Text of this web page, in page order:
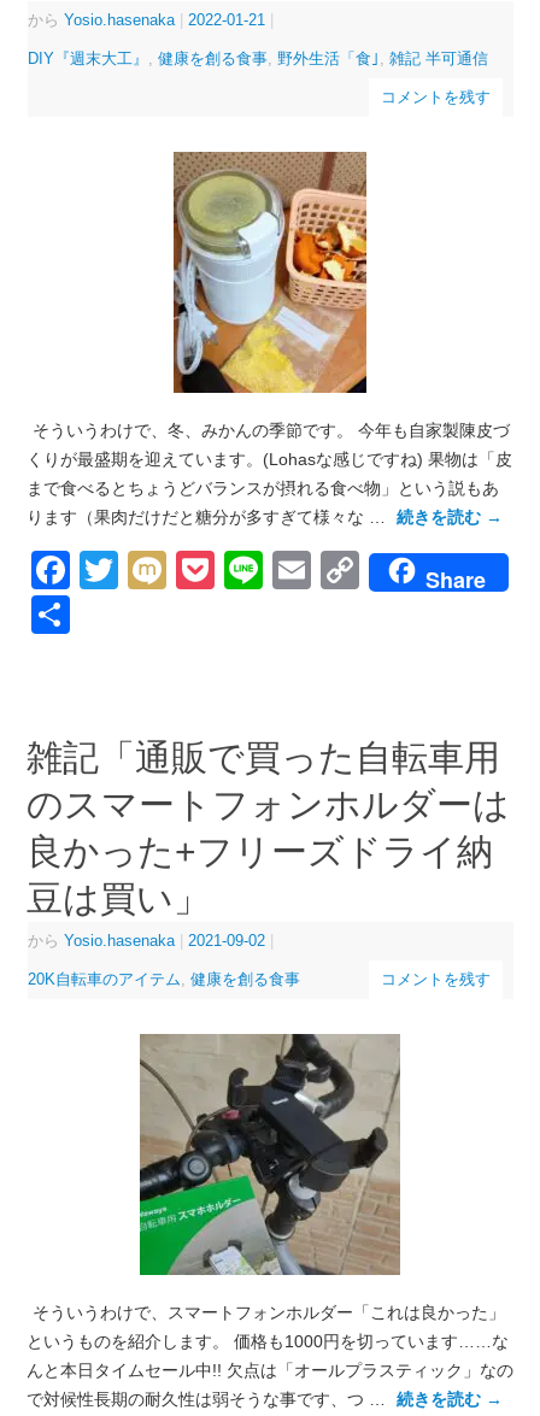
から Yosio.hasenaka 2022-01-21
DIY『週末大工』 , 健康を創る食事, 野外生活「食｣ , 雑記 半可通信
コメントを残す
そういうわけで、冬、みかんの季節です。 今年も自家製陳皮づ
くりが最盛期を迎えています。(Lohasな感じですね) 果物は「皮
まで食べるとちょうどバランスが摂れる食べ物」という説もあ
ります（果肉だけだと糖分が多すぎて様々な …
続きを読む →
Facebook
Twitter
MixiPocket
LineEmailCopyShare
雑記「通販で買った自転車用
のスマートフォンホルダーは
良かった+フリーズドライ納
豆は買い」
から Yosio.hasenaka 2021-09-02
20K自転車のアイテム, 健康を創る食事 コメントを残す
そういうわけで、スマートフォンホルダー「これは良かった」
というものを紹介します。 価格も1000円を切っています……な
んと本日タイムセール中!! 欠点は「オールプラスティック」なの
で対候性長期の耐久性は弱そうな事です、つ …
続きを読む →